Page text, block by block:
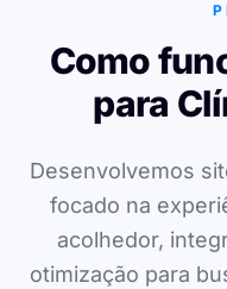
Como
para
Desenvolvemos
focado na
acolhedor,
otimização para